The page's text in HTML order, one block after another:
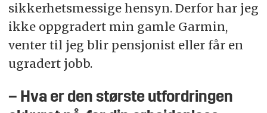
sikkerhetsmessige hensyn. Derfor har jeg
ikke oppgradert min gamle Garmin,
venter til jeg blir pensjonist eller får en
ugradert jobb.
– Hva er den største utfordringen